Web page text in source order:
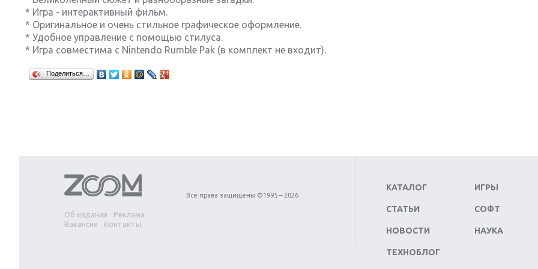
* Игра - интерактивный фильм.
* Оригинальное и очень стильное графическое оформление.
* Удобное управление с помощью стилуса.
* Игра совместима с Nintendo Rumble Pak (в комплект не входит).
Поделиться…
Об издании
Реклама
Вакансии
Контакты
Все права защищены ©1995 – 2026
КАТАЛОГ
СТАТЬИ
НОВОСТИ
ТЕХНОБЛОГ
ИГРЫ
СОФТ
НАУКА